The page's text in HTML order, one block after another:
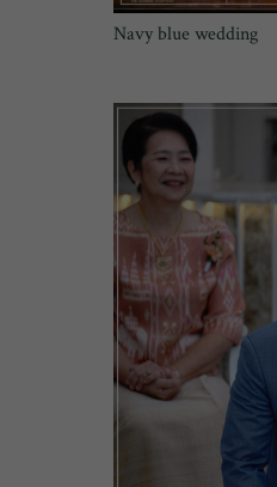
Navy blue wedding